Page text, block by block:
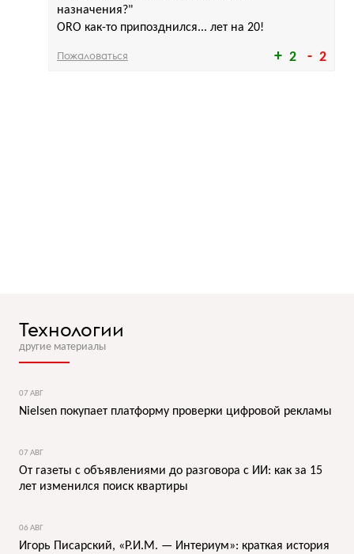
2 2
назначения?"
ORO как-то припозднился... лет на 20!
Пожаловаться
Технологии
другие материалы
07 АВГ
Nielsen покупает платформу проверки цифровой рекламы
07 АВГ
От газеты с объявлениями до разговора с ИИ: как за 15
лет изменился поиск квартиры
06 АВГ
Игорь Писарский, «Р.И.М. — Интериум»: краткая история